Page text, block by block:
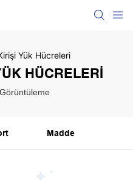
Yük Hücreleri
HÜCRELERI
Madde